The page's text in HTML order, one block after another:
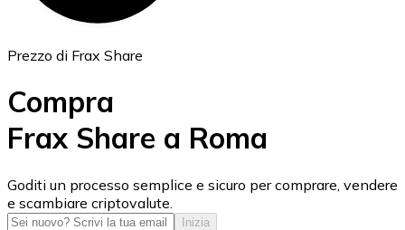
USD Coin
USDC
Prezzo di Frax Share
Compra
Frax Share a Roma
Goditi un processo semplice e sicuro per comprare, vendere
e scambiare criptovalute.
Inizia